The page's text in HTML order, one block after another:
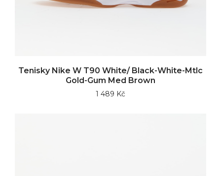
Tenisky Nike W T90 White/ Black-White-Mtlc
Gold-Gum Med Brown
1 489 Kč